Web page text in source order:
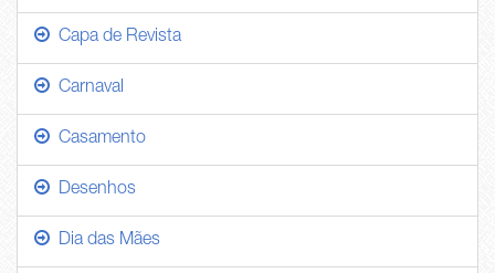
Capa de Revista
Carnaval
Casamento
Desenhos
Dia das Mães